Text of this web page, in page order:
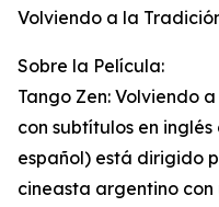
Volviendo a la
Sobre la Película:
Tango Zen: Volviendo
con subtítulos en
español) está dirigido
cineasta argentino